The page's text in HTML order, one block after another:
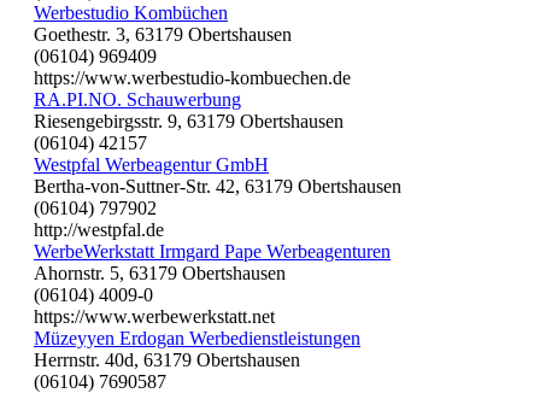
Werbestudio Kombüchen
Goethestr. 3, 63179 Obertshausen
(06104) 969409
https://www.werbestudio-kombuechen.de
RA.PI.NO. Schauwerbung
Riesengebirgsstr. 9, 63179 Obertshausen
(06104) 42157
Westpfal Werbeagentur GmbH
Bertha-von-Suttner-Str. 42, 63179 Obertshausen
(06104) 797902
http://westpfal.de
WerbeWerkstatt Irmgard Pape Werbeagenturen
Ahornstr. 5, 63179 Obertshausen
(06104) 4009-0
https://www.werbewerkstatt.net
Müzeyyen Erdogan Werbedienstleistungen
Herrnstr. 40d, 63179 Obertshausen
(06104) 7690587